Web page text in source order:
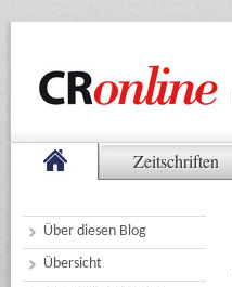
Zeitschriften
Über diesen Blog
Übersicht